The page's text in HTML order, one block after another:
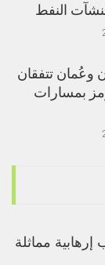
النفط
وعُمان تتفقان
بمسارات
مماثلة